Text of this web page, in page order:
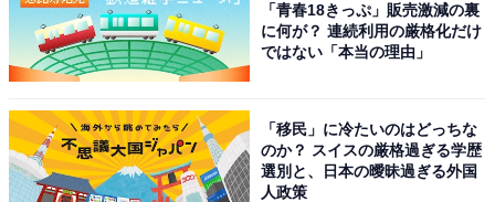
い分野での実績があるため、進学した際に自慢しや
すいと思います」(30代女性／北海道)
※回答者からのコメントは原文ママです
※記事内容は執筆時点のものです。最新の内容をご確認
「青春18きっぷ」販売激減の裏
に何が？ 連続利用の厳格化だけ
ではない「本当の理由」
「移民」に冷たいのはどっちな
のか？ スイスの厳格過ぎる学歴
選別と、日本の曖昧過ぎる外国
人政策